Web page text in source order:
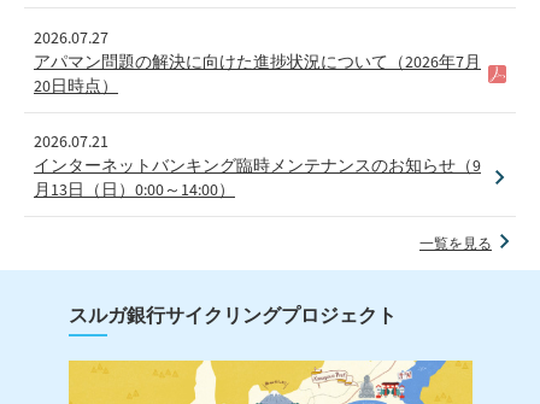
2026.07.27
アパマン問題の解決に向けた進捗状況について（2026年7月
20日時点）
2026.07.21
インターネットバンキング臨時メンテナンスのお知らせ（9
月13日（日）0:00～14:00）
一覧を見る
スルガ銀行サイクリングプロジェクト